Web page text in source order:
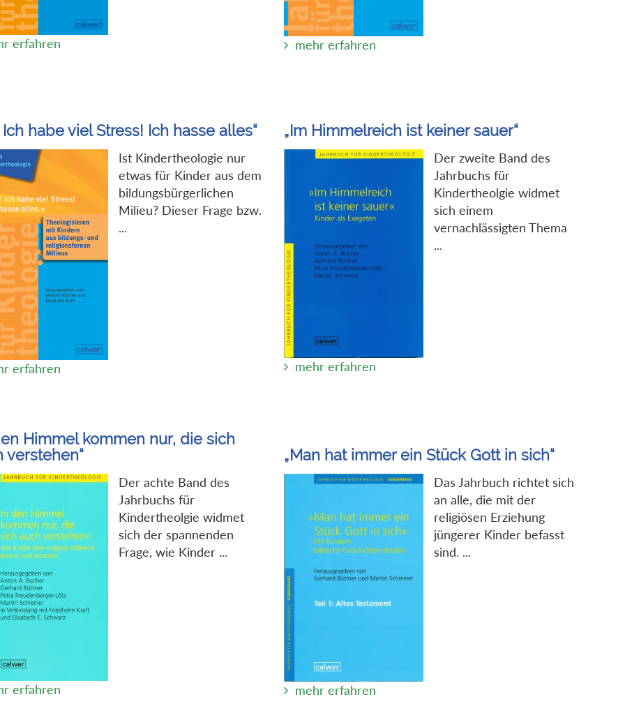
erfahren mehr erfahren
Ich habe viel Stress! Ich hasse alles“
Ist Kindertheologie nur
etwas für Kinder aus dem
bildungsbürgerlichen
Milieu? Dieser Frage bzw.
...
erfahren
„Im Himmelreich ist keiner sauer“
Der zweite Band des
Jahrbuchs für
Kindertheolgie widmet
sich einem
vernachlässigten Thema
...
mehr erfahren
Himmel kommen nur, die sich
verstehen“
Der achte Band des
Jahrbuchs für
Kindertheolgie widmet
sich der spannenden
Frage, wie Kinder ...
erfahren
„Man hat immer ein Stück Gott in sich“
Das Jahrbuch richtet sich
an alle, die mit der
religiösen Erziehung
jüngerer Kinder befasst
sind. ...
mehr erfahren